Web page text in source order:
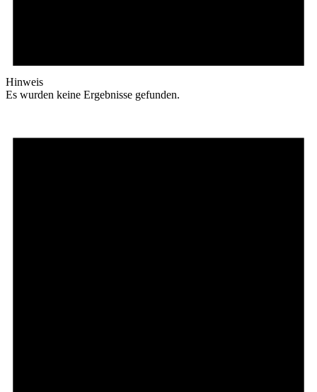
Hinweis
Es wurden keine Ergebnisse gefunden.